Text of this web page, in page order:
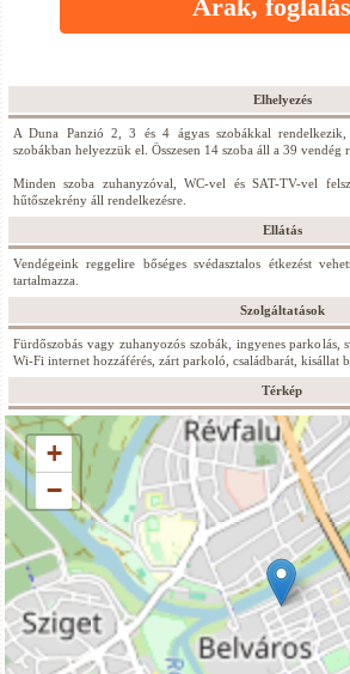
Árak,
Elhelyezés
A Duna Panzió 2, 3 és 4 ágyas szobákkal
szobákban helyezzük el. Összesen 14 szoba áll a 39 vendég
Minden szoba zuhanyzóval, WC-vel és SAT-TV-vel
hűtőszekrény áll rendelkezésre.
Ellátás
Vendégeink reggelire bőséges svédasztalos étkezést
tartalmazza.
Szolgáltatások
Fürdőszobás vagy zuhanyozós szobák, ingyenes parkolás,
Wi-Fi internet hozzáférés, zárt parkoló, családbarát, kisállat
Térkép
+
−